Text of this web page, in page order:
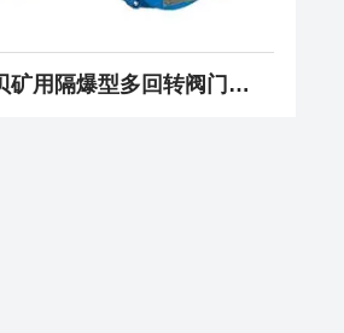
苏贝矿用隔爆型多回转阀门电动执行机构